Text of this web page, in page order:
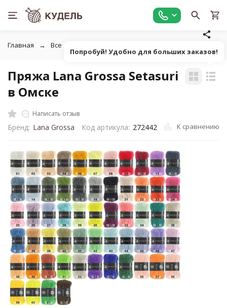
Главная Все для вязания
Пряжа Lana Grossa Setasuri
в Омске
Написать отзыв
Бренд: Lana Grossa Код артикула: 272442 К сравнению
Попробуй! Удобно для больших заказов!